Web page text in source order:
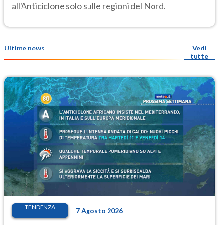
all'Anticiclone solo sulle regioni del Nord.
Ultime news
Vedi
tutte
TENDENZA 7 Agosto 2026